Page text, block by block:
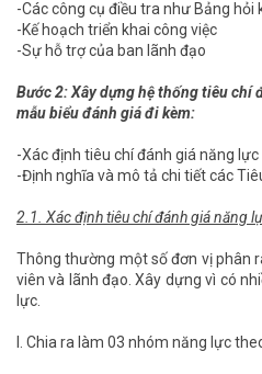
-Các công cụ điều tra như Bảng
-Kế hoạch triển khai công việc
-Sự hỗ trợ của ban lãnh đạo
Bước 2: Xây dựng hệ thống tiêu chí
mẫu biểu đánh giá đi kèm:
-Xác định tiêu chí đánh giá năng lực
-Định nghĩa và mô tả chi tiết các
2.1. Xác định tiêu chí đánh giá năng
Thông thường một số đơn vị phân
viên và lãnh đạo. Xây dựng vì có
lực.
I. Chia ra làm 03 nhóm năng lực